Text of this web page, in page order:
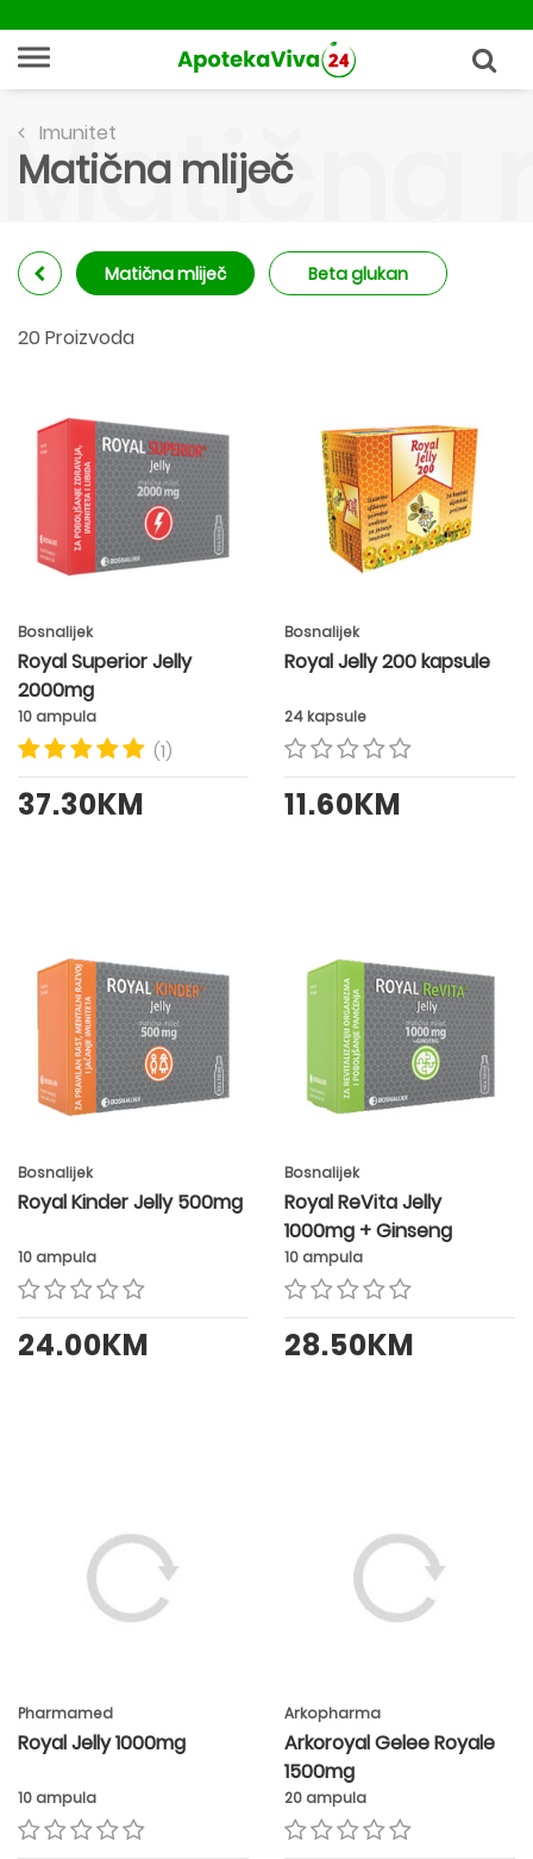
Imunitet
Matična mliječ
Matična
Matična mliječ Beta glukan
20 Proizvoda
Bosnalijek
Royal Superior Jelly
2000mg
10 ampula
(1)
37.30KM
Bosnalijek
Royal Jelly 200 kapsule
24 kapsule
11.60KM
Bosnalijek
Royal Kinder Jelly 500mg
10 ampula
24.00KM
Bosnalijek
Royal ReVita Jelly
1000mg + Ginseng
10 ampula
28.50KM
Pharmamed
Royal Jelly 1000mg
10 ampula
Arkopharma
Arkoroyal Gelee Royale
1500mg
20 ampula